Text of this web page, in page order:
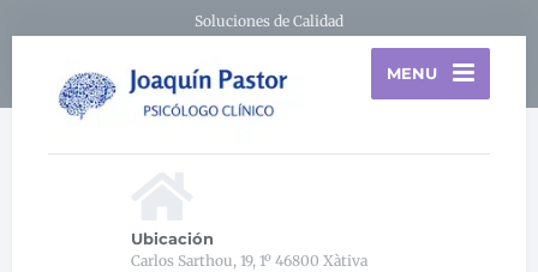
Soluciones de Calidad
MENU
Ubicación
Carlos Sarthou, 19, 1º 46800 Xàtiva